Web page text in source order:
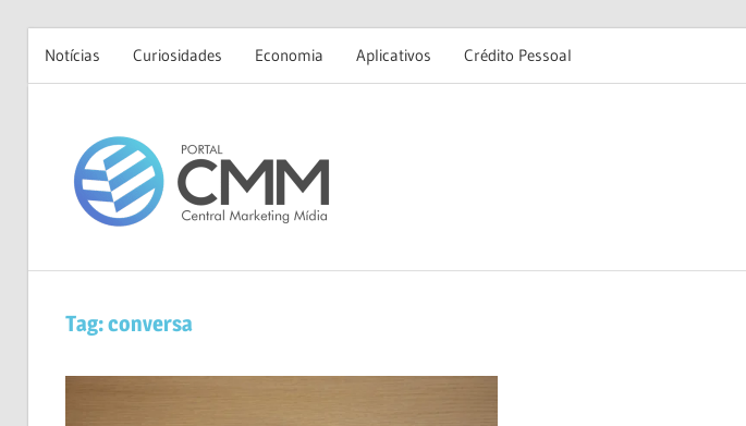
Notícias Curiosidades Economia Aplicativos Crédito Pessoal
content
Tag:conversa